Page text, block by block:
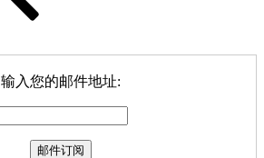
输入您的邮件地址: